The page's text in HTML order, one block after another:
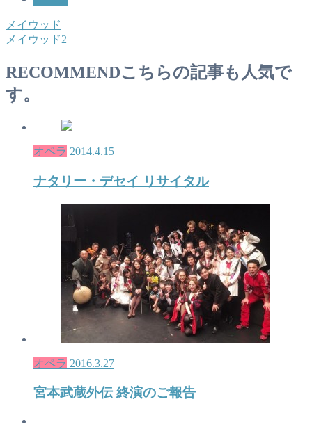
メイウッド
メイウッド2
RECOMMENDこちらの記事も人気で
す。
オペラ 2014.4.15
ナタリー・デセイ リサイタル
オペラ 2016.3.27
宮本武蔵外伝 終演のご報告